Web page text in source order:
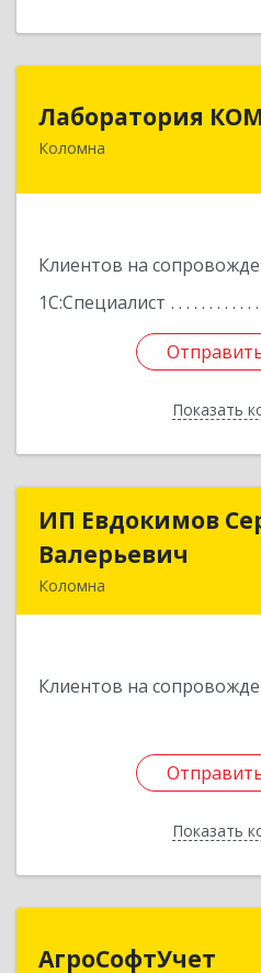
Лаборатория
Коломна
Клиентов на
1С:Специалист
Показать
140415, Московская обл,
ИП Евдокимов
Валерьевич
Коломна
Клиентов на
Показать
ИП
АгроСофтУчет